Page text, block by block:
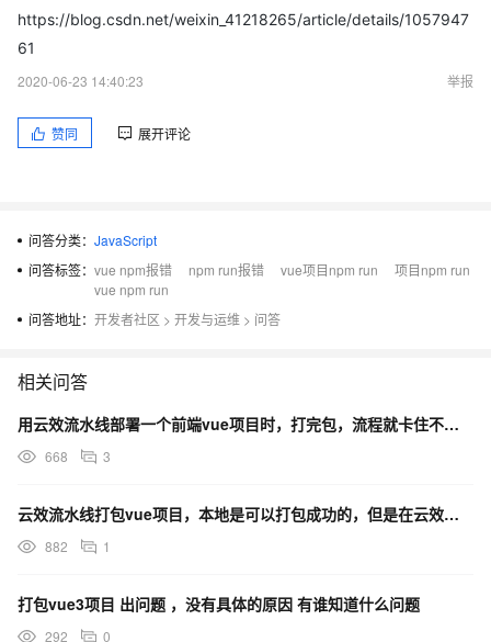
https://blog.csdn.net/weixin_41218265/article/details/1057947
61
2020-06-23 14:40:23
举报
赞同 展开评论
问答分类： JavaScript
问答标签： vue npm报错 npm run报错 vue项目npm run
项目npm run
vue npm run
问答地址： 开发者社区 > 开发与运维 > 问答
相关问答
用云效流水线部署一个前端vue项目时，打完包，流程就卡住不动了，没法进行下一步，是什么原因导致的呢？
668 3
云效流水线打包vue项目，本地是可以打包成功的，但是在云效上打包一直报错
882 1
打包vue3项目 出问题 ，没有具体的原因 有谁知道什么问题
292 0